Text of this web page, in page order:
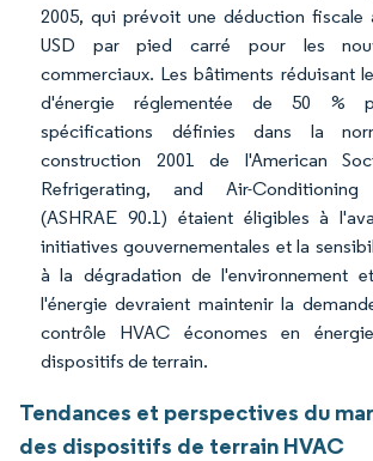
2005, qui prévoit une déduction fiscale
USD par pied carré pour les
commerciaux. Les bâtiments réduisant
d'énergie réglementée de 50 %
spécifications définies dans la
construction 2001 de l'American
Refrigerating, and Air-
(ASHRAE 90.1) étaient éligibles à
initiatives gouvernementales et la
à la dégradation de l'environnement
l'énergie devraient maintenir la
contrôle HVAC économes en
dispositifs de terrain.
Tendances et perspectives du
des dispositifs de terrain HVAC